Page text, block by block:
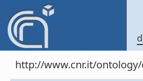
http://www.cnr.it/